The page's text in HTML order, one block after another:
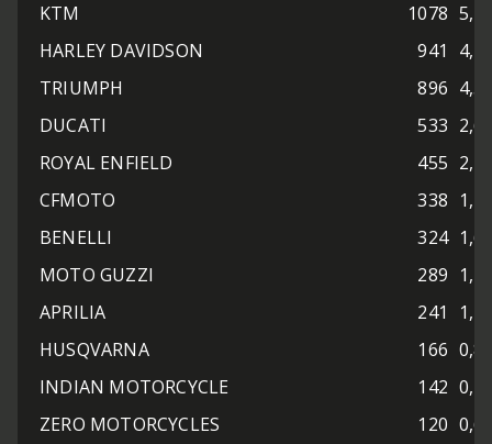
KTM
1078
HARLEY DAVIDSON
941
TRIUMPH
896
DUCATI
533
ROYAL ENFIELD
455
CFMOTO
338
BENELLI
324
MOTO GUZZI
289
APRILIA
241
HUSQVARNA
166
INDIAN MOTORCYCLE
142
ZERO MOTORCYCLES
120